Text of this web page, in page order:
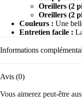
Oreillers (2
Oreillers (2
Couleurs : Une
Entretien facile :
Informations
Avis (0)
Vous aimerez peut-être